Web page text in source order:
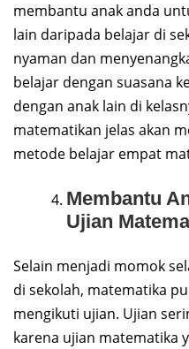
membantu anak anda
lain daripada belajar di
nyaman dan
belajar dengan suasana
dengan anak lain di
matematikan jelas akan
metode belajar empat
Membantu
Ujian
Selain menjadi momok
di sekolah, matematika
mengikuti ujian. Ujian
karena ujian matematika